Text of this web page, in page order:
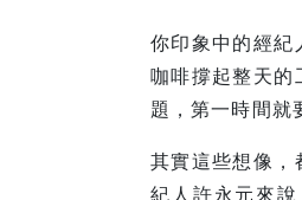
你印象中的經紀
咖啡撐起整天的
題，第一時間就
其實這些想像，
紀人許永元來